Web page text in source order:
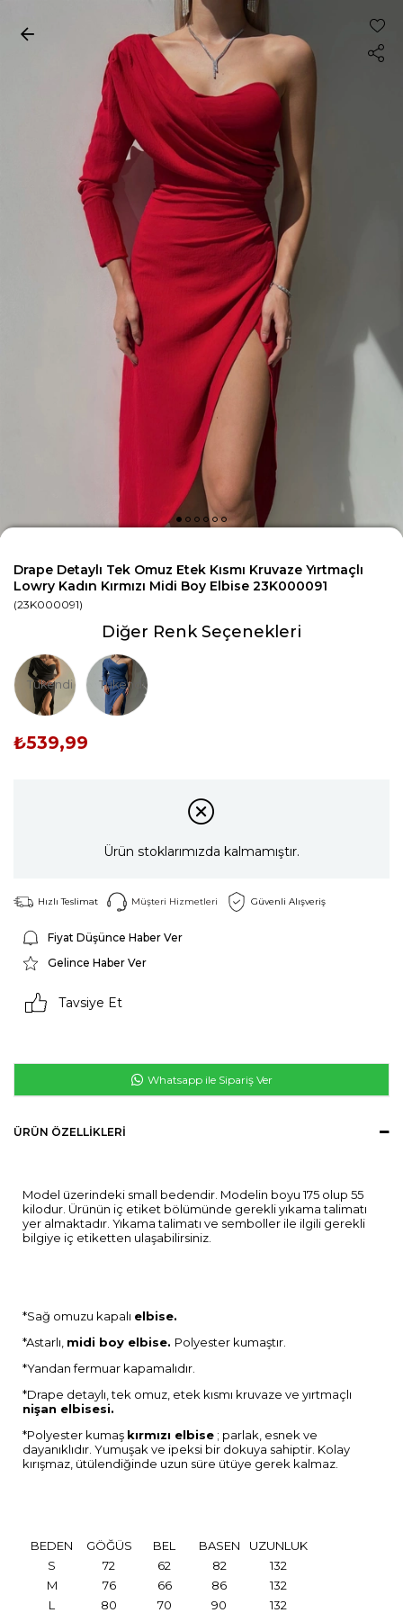
Drape Detaylı Tek Omuz Etek Kısmı Kruvaze Yırtmaçlı
Lowry Kadın Kırmızı Midi Boy Elbise 23K000091
(23K000091)
Diğer Renk Seçenekleri
Tükendi Tükendi
₺539,99
Ürün stoklarımızda kalmamıştır.
Hızlı Teslimat Müşteri Hizmetleri Güvenli Alışveriş
Fiyat Düşünce Haber Ver
Gelince Haber Ver
Tavsiye Et
Whatsapp ile Sipariş Ver
ÜRÜN ÖZELLIKLERI
Model üzerindeki small bedendir. Modelin boyu 175 olup 55
kilodur. Ürünün iç etiket bölümünde gerekli yıkama talimatı
yer almaktadır. Yıkama talimatı ve semboller ile ilgili gerekli
bilgiye iç etiketten ulaşabilirsiniz.
*Sağ omuzu kapalı elbise.
*Astarlı, midi boy elbise. Polyester kumaştır.
*Yandan fermuar kapamalıdır.
*Drape detaylı, tek omuz, etek kısmı kruvaze ve yırtmaçlı
nişan elbisesi.
*Polyester kumaş kırmızı elbise ; parlak, esnek ve
dayanıklıdır. Yumuşak ve ipeksi bir dokuya sahiptir. Kolay
kırışmaz, ütülendiğinde uzun süre ütüye gerek kalmaz.
BEDEN GÖĞÜS BEL BASEN
UZUNLUK
S
72 62 82
132
M
76 66 86
132
L
80 70 90 132